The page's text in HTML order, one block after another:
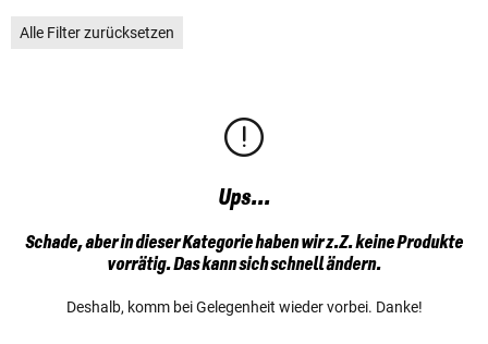
Alle Filter zurücksetzen
Ups...
Schade, aber in dieser Kategorie haben wir z.Z. keine Produkte
vorrätig. Das kann sich schnell ändern.
Deshalb, komm bei Gelegenheit wieder vorbei. Danke!